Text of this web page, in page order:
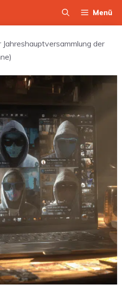
Menü
Jahreshauptversammlung der